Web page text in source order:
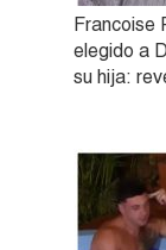
Francoise
elegido a
su hija: